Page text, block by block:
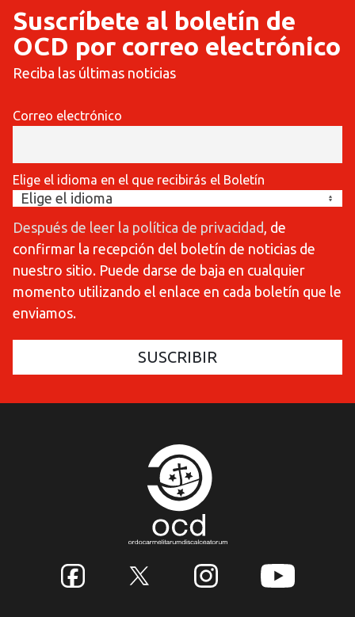
Suscríbete al boletín de
OCD por correo electrónico
Reciba las últimas noticias
Correo electrónico
Elige el idioma en el que recibirás el Boletín
Después de leer la política de privacidad , de
confirmar la recepción del boletín de noticias de
nuestro sitio. Puede darse de baja en cualquier
momento utilizando el enlace en cada boletín que le
enviamos.